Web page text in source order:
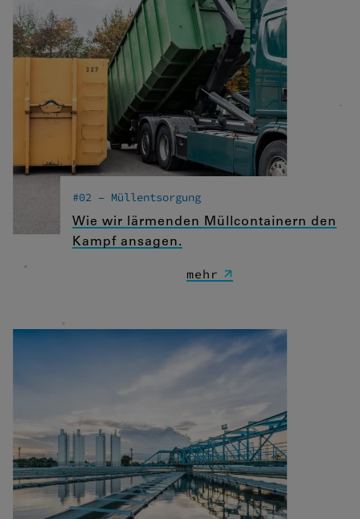
#02 – Müllentsorgung
Wie wir lärmenden Müllcontainern den
Kampf ansagen.
mehr